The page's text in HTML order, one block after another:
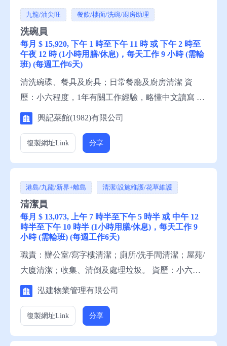
九龍/油尖旺 餐飲/樓面/洗碗/廚房助理
洗碗員
每月 $ 15,920, 下午 1 時至下午 11 時 或 下午 2 時至
午夜 12 時 (1小時用膳/休息)，每天工作 9 小時 (需輪
班) (每週工作6天)
清洗碗碟、餐具及廚具；日常餐廳及廚房清潔 資
歷：小六程度，1年有關工作經驗，略懂中文讀寫 申
請須知：求職者請聯絡就業中心職員，或電話就業服
的空缺。
興記菜館(1982)有限公司
復製網址Link 分享
港島/九龍/新界+離島 清潔/設施維護/花草維護
清潔員
每月 $ 13,073, 上午 7 時半至下午 5 時半 或 中午 12
時半至下午 10 時半 (1小時用膳/休息)，每天工作 9
小時 (需輪班) (每週工作6天)
職責：辦公室/寫字樓清潔；廁所/洗手間清潔；屋苑/
大廈清潔；收集、清倒及處理垃圾。 資歷：小六程
度，1年有關工作經驗，一般粵語，一般中文讀寫。
服務熱線安排轉介。
泓建物業管理有限公司
復製網址Link 分享